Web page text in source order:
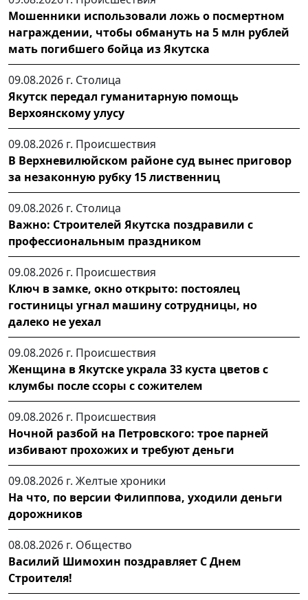
Мошенники использовали ложь о посмертном
награждении, чтобы обмануть на 5 млн рублей
мать погибшего бойца из Якутска
09.08.2026 г. Столица
Якутск передал гуманитарную помощь
Верхоянскому улусу
09.08.2026 г. Происшествия
В Верхневилюйском районе суд вынес приговор
за незаконную рубку 15 лиственниц
09.08.2026 г. Столица
Важно: Строителей Якутска поздравили с
профессиональным праздником
09.08.2026 г. Происшествия
Ключ в замке, окно открыто: постоялец
гостиницы угнал машину сотрудницы, но
далеко не уехал
09.08.2026 г. Происшествия
Женщина в Якутске украла 33 куста цветов с
клумбы после ссоры с сожителем
09.08.2026 г. Происшествия
Ночной разбой на Петровского: трое парней
избивают прохожих и требуют деньги
09.08.2026 г. Желтые хроники
На что, по версии Филиппова, уходили деньги
дорожников
08.08.2026 г. Общество
Василий Шимохин поздравляет С Днем
Строителя!